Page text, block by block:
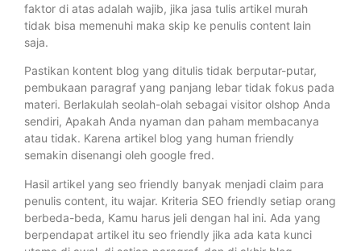
faktor di atas adalah wajib, jika jasa tulis artikel murah
tidak bisa memenuhi maka skip ke penulis content lain
saja.
Pastikan kontent blog yang ditulis tidak berputar-putar,
pembukaan paragraf yang panjang lebar tidak fokus pada
materi. Berlakulah seolah-olah sebagai visitor olshop Anda
sendiri, Apakah Anda nyaman dan paham membacanya
atau tidak. Karena artikel blog yang human friendly
semakin disenangi oleh google fred.
Hasil artikel yang seo friendly banyak menjadi claim para
penulis content, itu wajar. Kriteria SEO friendly setiap orang
berbeda-beda, Kamu harus jeli dengan hal ini. Ada yang
berpendapat artikel itu seo friendly jika ada kata kunci